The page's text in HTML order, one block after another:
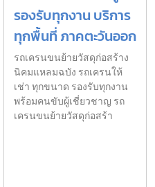
รองรับทุกงาน บริการ
ทุกพื้นที่ ภาคตะวันออก
รถเครนขนย้ายวัสดุก่อสร้าง
นิคมแหลมฉบัง รถเครนให้
เช่า ทุกขนาด รองรับทุกงาน
พร้อมคนขับผู้เชี่ยวชาญ รถ
เครนขนย้ายวัสดุก่อสร้า